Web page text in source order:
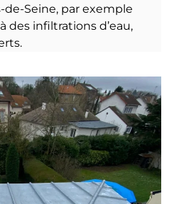
Seine, par exemple
des infiltrations d’eau,